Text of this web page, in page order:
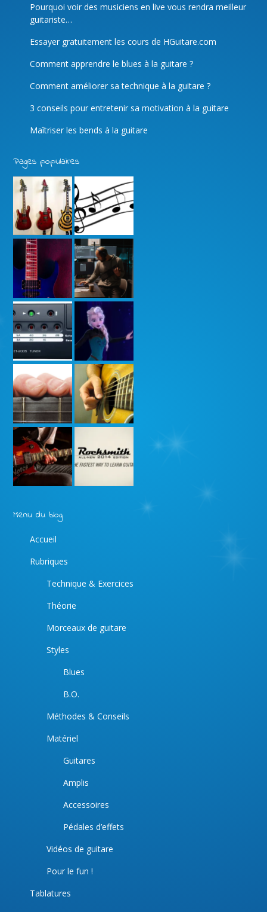
Pourquoi voir des musiciens en live vous rendra meilleur
guitariste…
Essayer gratuitement les cours de HGuitare.com
Comment apprendre le blues à la guitare ?
Comment améliorer sa technique à la guitare ?
3 conseils pour entretenir sa motivation à la guitare
Maîtriser les bends à la guitare
Pages populaires
Menu du blog
Accueil
Rubriques
Technique & Exercices
Théorie
Morceaux de guitare
Styles
Blues
B.O.
Méthodes & Conseils
Matériel
Guitares
Amplis
Accessoires
Pédales d’effets
Vidéos de guitare
Pour le fun !
Tablatures